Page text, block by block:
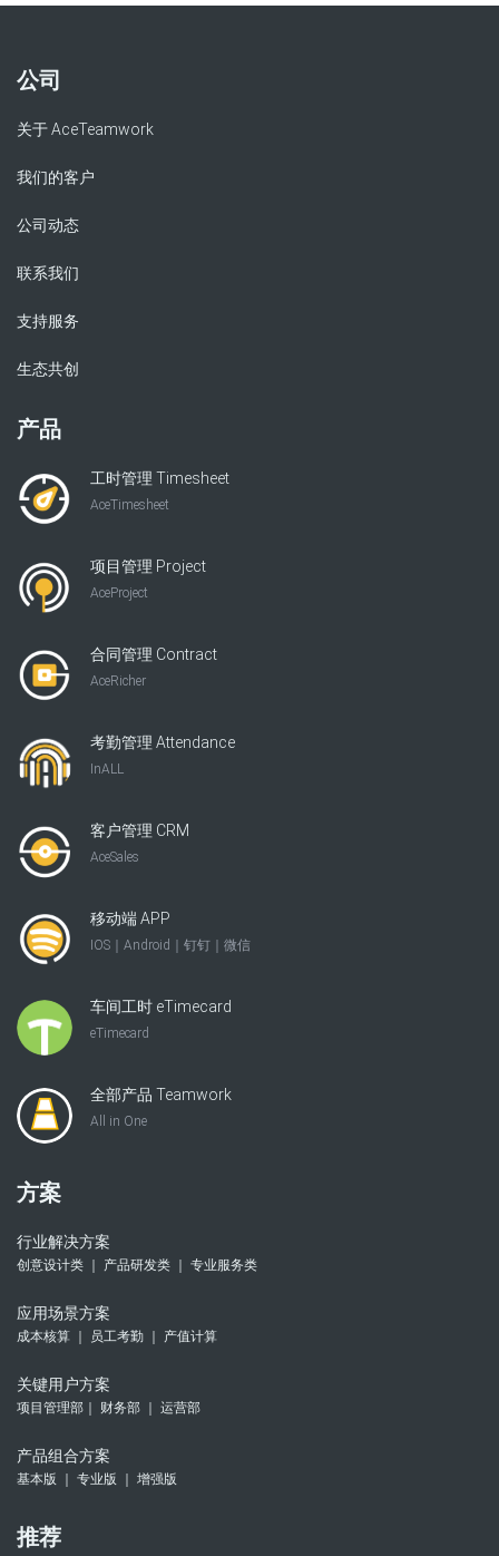
公司
关于 AceTeamwork
我们的客户
公司动态
联系我们
支持服务
生态共创
产品
工时管理 Timesheet
AceTimesheet
项目管理 Project
AceProject
合同管理 Contract
AceRicher
考勤管理 Attendance
InALL
客户管理 CRM
AceSales
移动端 APP
IOS｜Android｜钉钉｜微信
车间工时 eTimecard
eTimecard
全部产品 Teamwork
All in One
方案
行业解决方案
创意设计类 ｜ 产品研发类 ｜ 专业服务类
应用场景方案
成本核算 ｜ 员工考勤 ｜ 产值计算
关键用户方案
项目管理部｜ 财务部 ｜ 运营部
产品组合方案
基本版 ｜ 专业版 ｜ 增强版
推荐